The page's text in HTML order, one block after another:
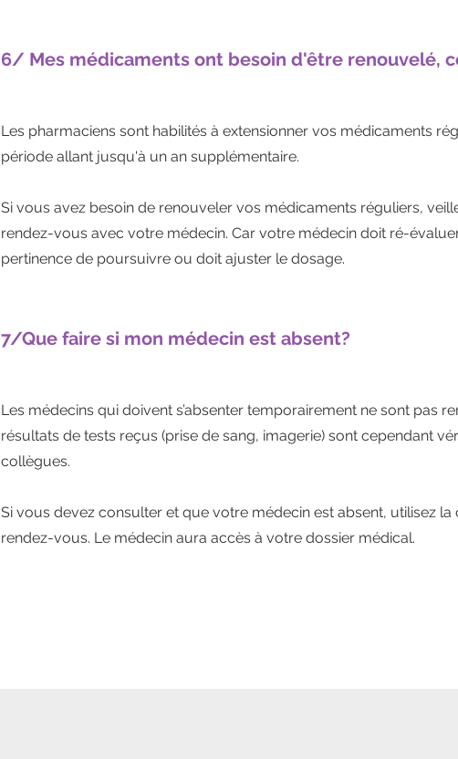
6/ Mes médicaments ont besoin d'être renouvelé,
Les pharmaciens sont habilités à extensionner vos médicaments
période allant jusqu'à un an supplémentaire.
Si vous avez besoin de renouveler vos médicaments réguliers,
rendez-vous avec votre médecin. Car votre médecin doit ré-
pertinence de poursuivre ou doit ajuster le dosage.​
7/Que faire si mon médecin est absent?
Les médecins qui doivent s’absenter temporairement ne sont pas
résultats de tests reçus (prise de sang, imagerie) sont cependant
collègues.
Si vous devez consulter et que votre médecin est absent, utilisez la
rendez-vous. Le médecin aura accès à votre dossier médical.